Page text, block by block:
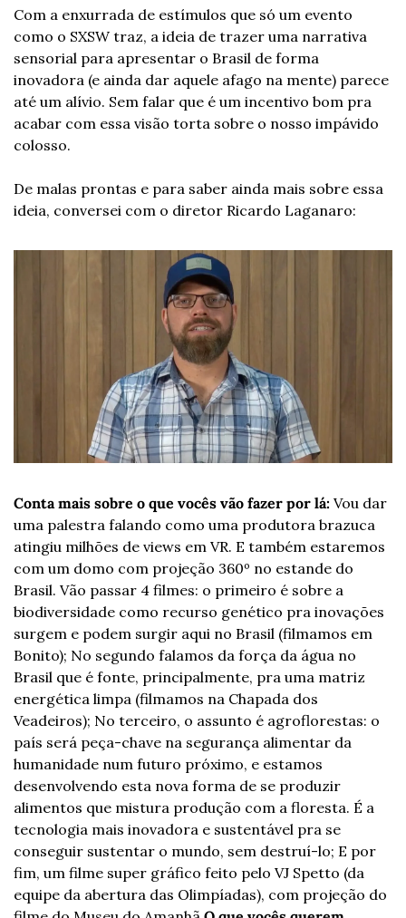
Com a enxurrada de estímulos que só um evento
como o SXSW traz, a ideia de trazer uma narrativa
sensorial para apresentar o Brasil de forma
inovadora (e ainda dar aquele afago na mente) parece
até um alívio. Sem falar que é um incentivo bom pra
acabar com essa visão torta sobre o nosso impávido
colosso.
De malas prontas e para saber ainda mais sobre essa
ideia, conversei com o diretor Ricardo Laganaro:
Conta mais sobre o que vocês vão fazer por lá: Vou dar
uma palestra falando como uma produtora brazuca
atingiu milhões de views em VR. E também estaremos
com um domo com projeção 360º no estande do
Brasil. Vão passar 4 filmes: o primeiro é sobre a
biodiversidade como recurso genético pra inovações
surgem e podem surgir aqui no Brasil (filmamos em
Bonito); No segundo falamos da força da água no
Brasil que é fonte, principalmente, pra uma matriz
energética limpa (filmamos na Chapada dos
Veadeiros); No terceiro, o assunto é agroflorestas: o
país será peça-chave na segurança alimentar da
humanidade num futuro próximo, e estamos
desenvolvendo esta nova forma de se produzir
alimentos que mistura produção com a floresta. É a
tecnologia mais inovadora e sustentável pra se
conseguir sustentar o mundo, sem destruí-lo; E por
fim, um filme super gráfico feito pelo VJ Spetto (da
equipe da abertura das Olimpíadas), com projeção do